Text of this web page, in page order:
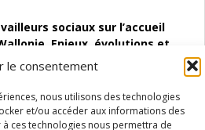
le consentement
nous utilisons des technologies
et/ou accéder aux informations des
ces technologies nous permettra de
sociaux sur l’accueil
Enjeux, évolutions et
Structures
d’emploi (SAACE)